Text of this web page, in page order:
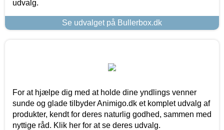
udvalg.
Se udvalget på Bullerbox.dk
For at hjælpe dig med at holde dine yndlings venner
sunde og glade tilbyder Animigo.dk et komplet udvalg af
produkter, kendt for deres naturlig godhed, sammen med
nyttige råd. Klik her for at se deres udvalg.